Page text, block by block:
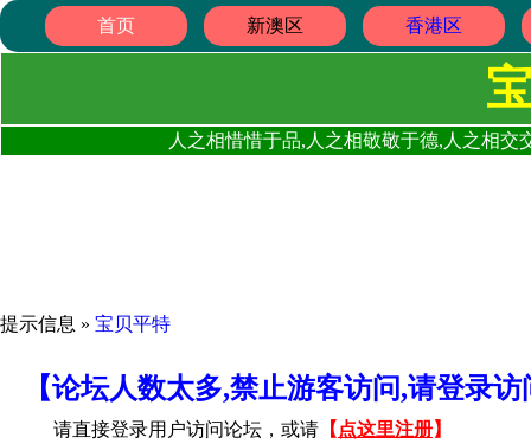
首页 新澳区 香港区
人之相惜惜于品,人之相敬敬于德,人之相
提示信息 » 宝贝平特
【论坛人数太多,禁止游客访问,请登录
请直接登录用户访问论坛，或请 【 点这里注册】